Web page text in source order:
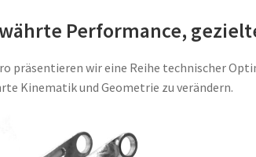
Performance,
präsentieren wir eine Reihe technischer
Kinematik und Geometrie zu verändern.